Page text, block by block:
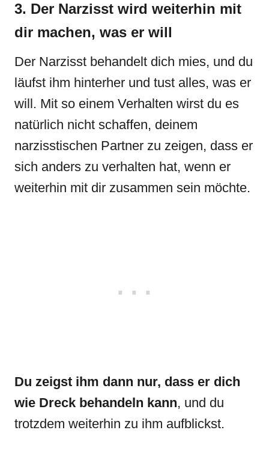
3. Der Narzisst wird weiterhin mit
dir machen, was er will
Der Narzisst behandelt dich mies, und du
läufst ihm hinterher und tust alles, was er
will. Mit so einem Verhalten wirst du es
natürlich nicht schaffen, deinem
narzisstischen Partner zu zeigen, dass er
sich anders zu verhalten hat, wenn er
weiterhin mit dir zusammen sein möchte.
Du zeigst ihm dann nur, dass er dich
wie Dreck behandeln kann, und du
trotzdem weiterhin zu ihm aufblickst.